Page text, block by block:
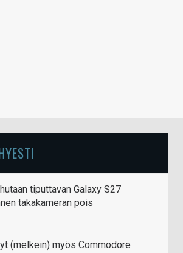
tiputtavan Galaxy S27
takakameran pois
(melkein) myös Commodore